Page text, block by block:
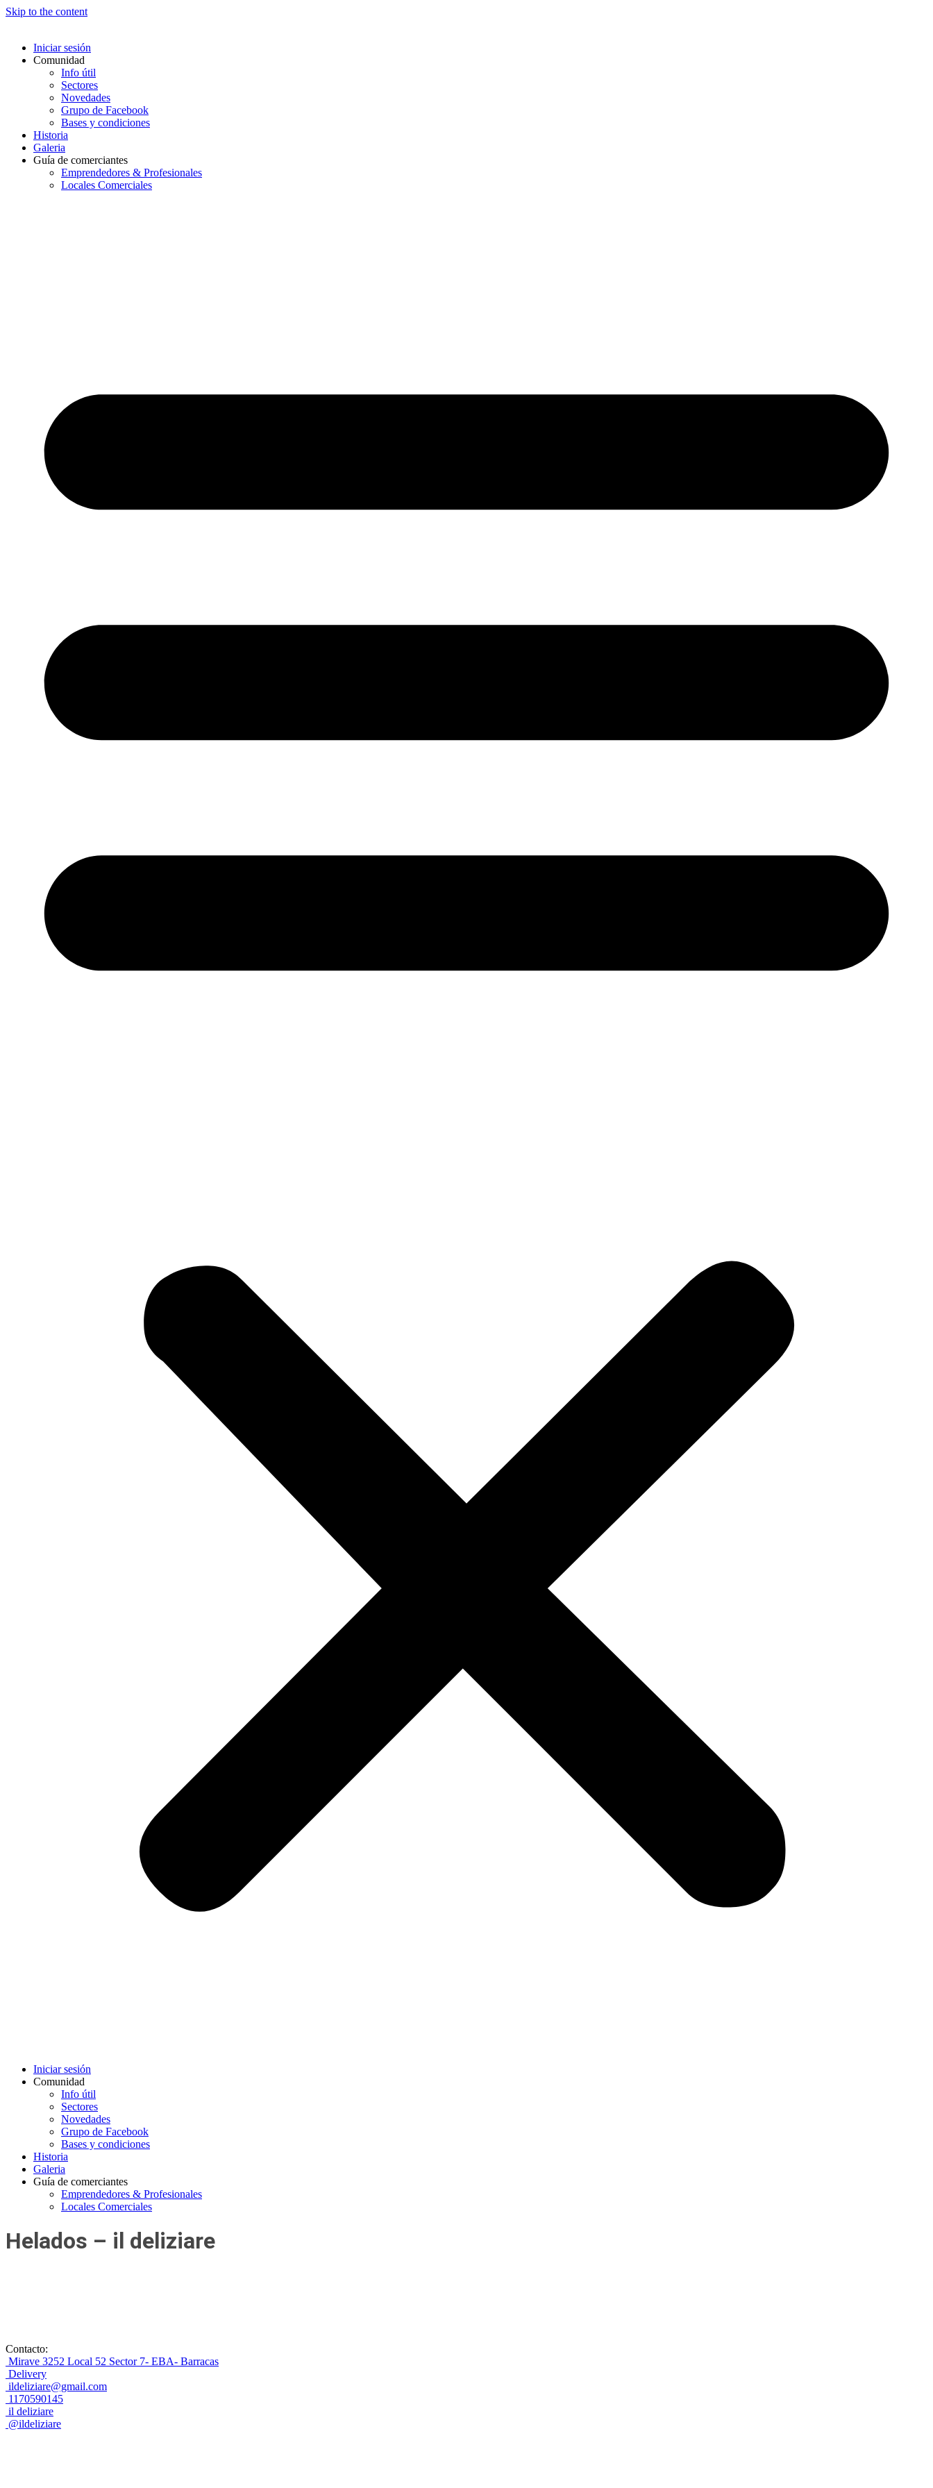
Skip to the content
Iniciar sesión
Comunidad
Info útil
Sectores
Novedades
Grupo de Facebook
Bases y condiciones
Historia
Galeria
Guía de comerciantes
Emprendedores & Profesionales
Locales Comerciales
Iniciar sesión
Comunidad
Info útil
Sectores
Novedades
Grupo de Facebook
Bases y condiciones
Historia
Galeria
Guía de comerciantes
Emprendedores & Profesionales
Locales Comerciales
Helados – il deliziare
Contacto:
Mirave 3252 Local 52 Sector 7- EBA- Barracas
Delivery
ildeliziare@gmail.com
1170590145
il deliziare
@ildeliziare